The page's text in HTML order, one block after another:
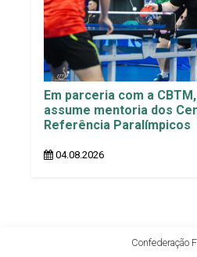
Em parceria com a
assume mentoria dos
Referência Paralímpicos
04.08.2026
Confederação